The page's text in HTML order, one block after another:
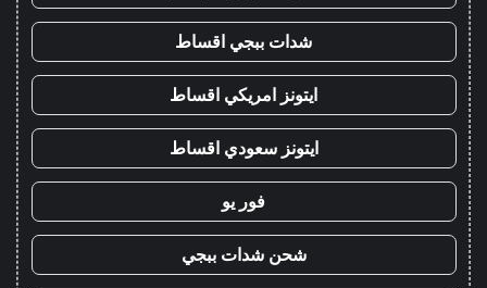
شدات ببجي اقساط
ايتونز امريكي اقساط
ايتونز سعودي اقساط
فور يو
شحن شدات ببجي